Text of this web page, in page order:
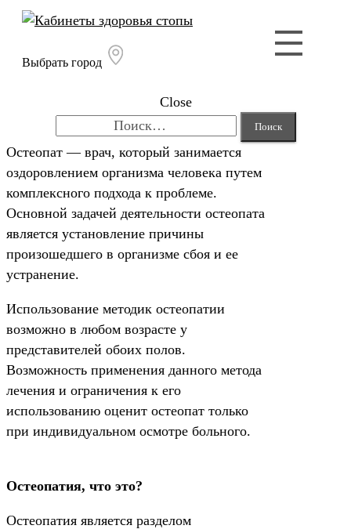
Выбрать город
Close
Остеопат — врач, который занимается
оздоровлением организма человека путем
комплексного подхода к проблеме.
Основной задачей деятельности остеопата
является установление причины
произошедшего в организме сбоя и ее
устранение.
Использование методик остеопатии
возможно в любом возрасте у
представителей обоих полов.
Возможность применения данного метода
лечения и ограничения к его
использованию оценит остеопат только
при индивидуальном осмотре больного.
Остеопатия, что это?
Остеопатия является разделом